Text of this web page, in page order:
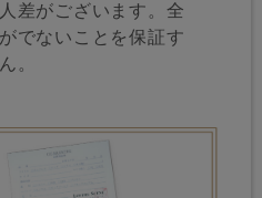
差がございます。全
でないことを保証す
。